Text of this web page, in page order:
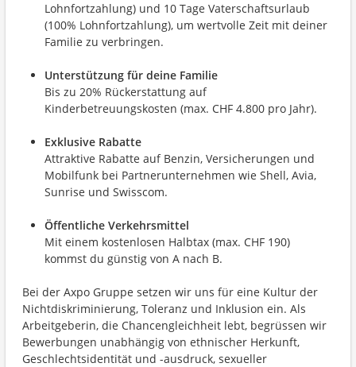
Lohnfortzahlung) und 10 Tage Vaterschaftsurlaub
(100% Lohnfortzahlung), um wertvolle Zeit mit deiner
Familie zu verbringen.
Unterstützung für deine Familie
Bis zu 20% Rückerstattung auf
Kinderbetreuungskosten (max. CHF 4.800 pro Jahr).
Exklusive Rabatte
Attraktive Rabatte auf Benzin, Versicherungen und
Mobilfunk bei Partnerunternehmen wie Shell, Avia,
Sunrise und Swisscom.
Öffentliche Verkehrsmittel
Mit einem kostenlosen Halbtax (max. CHF 190)
kommst du günstig von A nach B.
Bei der Axpo Gruppe setzen wir uns für eine Kultur der
Nichtdiskriminierung, Toleranz und Inklusion ein. Als
Arbeitgeberin, die Chancengleichheit lebt, begrüssen wir
Bewerbungen unabhängig von ethnischer Herkunft,
Geschlechtsidentität und -ausdruck, sexueller